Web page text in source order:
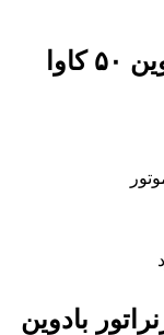
ویژگی‌ کلیدی دیزل ژنراتور بادوین ۵۰ کاوا
بادوین